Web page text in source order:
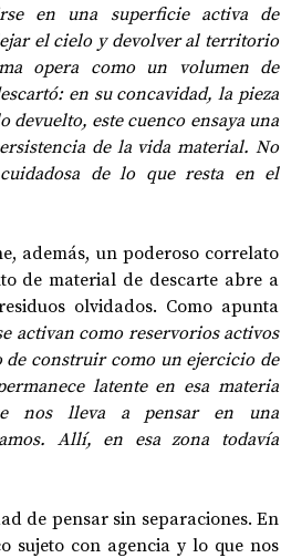
en una superficie activa de
el cielo y devolver al territorio
opera como un volumen de
en su concavidad, la pieza
este cuenco ensaya una
de la vida material. No
de lo que resta en el
además, un poderoso correlato
de material de descarte abre a
olvidados. Como apunta
activan como reservorios activos
de construir como un ejercicio de
latente en esa materia
nos lleva a pensar en una
Allí, en esa zona todavía
de pensar sin separaciones. En
sujeto con agencia y lo que nos